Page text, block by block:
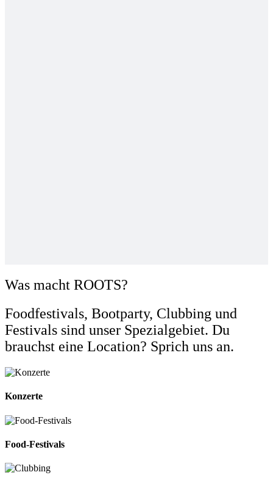
Was macht ROOTS?
Foodfestivals, Bootparty, Clubbing und
Festivals sind unser Spezialgebiet. Du
brauchst eine Location? Sprich uns an.
Konzerte
Food-Festivals